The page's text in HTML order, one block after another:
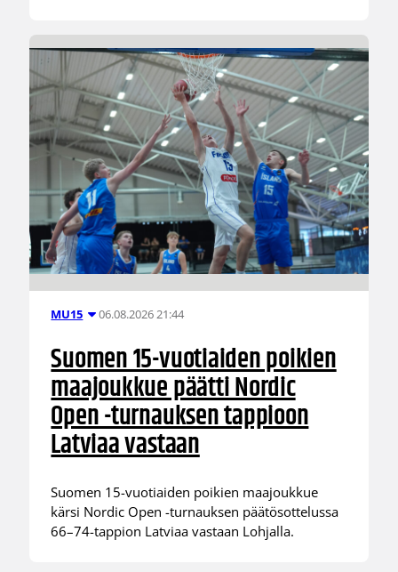
MU15 06.08.2026 21:44
Suomen 15-vuotiaiden poikien
maajoukkue päätti Nordic
Open -turnauksen tappioon
Latviaa vastaan
Suomen 15-vuotiaiden poikien maajoukkue
kärsi Nordic Open -turnauksen päätösottelussa
66–74-tappion Latviaa vastaan Lohjalla.